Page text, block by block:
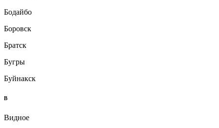
Бодайбо
Боровск
Братск
Бугры
Буйнакск
В
Видное